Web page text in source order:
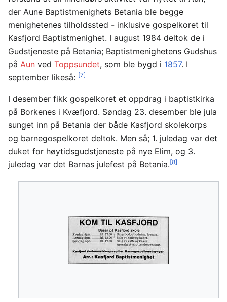
der Aune Baptistmenighets Betania ble begge
menighetenes tilholdssted - inklusive gospelkoret til
Kasfjord Baptistmenighet. I august 1984 deltok de i
Gudstjeneste på Betania; Baptistmenighetens Gudshus
på Aun ved Toppsundet, som ble bygd i 1857. I
september likeså: [7]
I desember fikk gospelkoret et oppdrag i baptistkirka
på Borkenes i Kvæfjord. Søndag 23. desember ble jula
sunget inn på Betania der både Kasfjord skolekorps
og barnegospelkoret deltok. Men så; 1. juledag var det
duket for høytidsgudstjeneste på nye Elim, og 3.
juledag var det Barnas julefest på Betania.[8]